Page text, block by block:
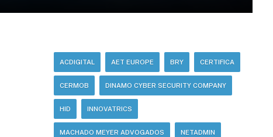
ACDIGITAL AET EUROPE BRY CERTIFICA
CERMOB DINAMO CYBER SECURITY COMPANY
HID INNOVATRICS
MACHADO MEYER ADVOGADOS NETADMIN